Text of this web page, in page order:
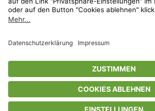
* Streichpreise entsprechen der unverbindlichen
Herstellers. Prozentangaben beziehen sich auf
Freunde-Aktionen findest Du unter